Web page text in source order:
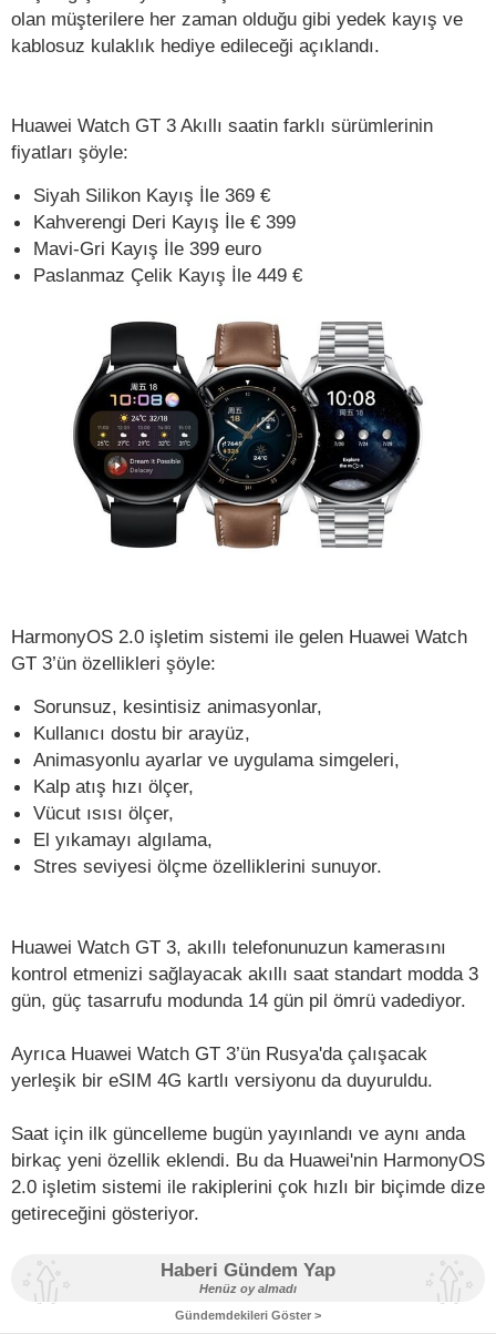
olan müşterilere her zaman olduğu gibi yedek kayış ve
kablosuz kulaklık hediye edileceği açıklandı.
Huawei Watch GT 3 Akıllı saatin farklı sürümlerinin
fiyatları şöyle:
Siyah Silikon Kayış İle 369 €
Kahverengi Deri Kayış İle € 399
Mavi-Gri Kayış İle 399 euro
Paslanmaz Çelik Kayış İle 449 €
HarmonyOS 2.0 işletim sistemi ile gelen Huawei Watch
GT 3’ün özellikleri şöyle:
Sorunsuz, kesintisiz animasyonlar,
Kullanıcı dostu bir arayüz,
Animasyonlu ayarlar ve uygulama simgeleri,
Kalp atış hızı ölçer,
Vücut ısısı ölçer,
El yıkamayı algılama,
Stres seviyesi ölçme özelliklerini sunuyor.
Huawei Watch GT 3, akıllı telefonunuzun kamerasını
kontrol etmenizi sağlayacak akıllı saat standart modda 3
gün, güç tasarrufu modunda 14 gün pil ömrü vadediyor.
Ayrıca Huawei Watch GT 3’ün Rusya'da çalışacak
yerleşik bir eSIM 4G kartlı versiyonu da duyuruldu.
Saat için ilk güncelleme bugün yayınlandı ve aynı anda
birkaç yeni özellik eklendi. Bu da Huawei'nin HarmonyOS
2.0 işletim sistemi ile rakiplerini çok hızlı bir biçimde dize
getireceğini gösteriyor.
Haberi Gündem Yap
Henüz oy almadı
Gündemdekileri Göster >